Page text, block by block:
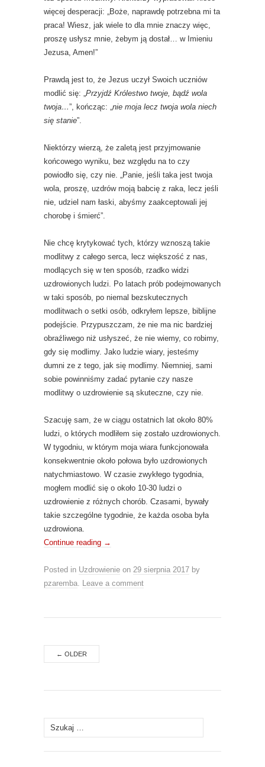
więcej desperacji: „Boże, naprawdę potrzebna mi ta
praca! Wiesz, jak wiele to dla mnie znaczy więc,
proszę usłysz mnie, żebym ją dostał… w Imieniu
Jezusa, Amen!”
Prawdą jest to, że Jezus uczył Swoich uczniów
modlić się: „Przyjdź Królestwo twoje, bądź wola
twoja…”, kończąc: „nie moja lecz twoja wola niech
się stanie”.
Niektórzy wierzą, że zaletą jest przyjmowanie
końcowego wyniku, bez względu na to czy
powiodło się, czy nie. „Panie, jeśli taka jest twoja
wola, proszę, uzdrów moją babcię z raka, lecz jeśli
nie, udziel nam łaski, abyśmy zaakceptowali jej
chorobę i śmierć”.
Nie chcę krytykować tych, którzy wznoszą takie
modlitwy z całego serca, lecz większość z nas,
modlących się w ten sposób, rzadko widzi
uzdrowionych ludzi. Po latach prób podejmowanych
w taki sposób, po niemal bezskutecznych
modlitwach o setki osób, odkryłem lepsze, biblijne
podejście. Przypuszczam, że nie ma nic bardziej
obraźliwego niż usłyszeć, że nie wiemy, co robimy,
gdy się modlimy. Jako ludzie wiary, jesteśmy
dumni ze z tego, jak się modlimy. Niemniej, sami
sobie powinniśmy zadać pytanie czy nasze
modlitwy o uzdrowienie są skuteczne, czy nie.
Szacuję sam, że w ciągu ostatnich lat około 80%
ludzi, o których modliłem się zostało uzdrowionych.
W tygodniu, w którym moja wiara funkcjonowała
konsekwentnie około połowa było uzdrowionych
natychmiastowo. W czasie zwykłego tygodnia,
mogłem modlić się o około 10-30 ludzi o
uzdrowienie z różnych chorób. Czasami, bywały
takie szczególne tygodnie, że każda osoba była
uzdrowiona.
Continue reading →
Posted in Uzdrowienie on 29 sierpnia 2017 by
pzaremba. Leave a comment
← OLDER
Szukaj: